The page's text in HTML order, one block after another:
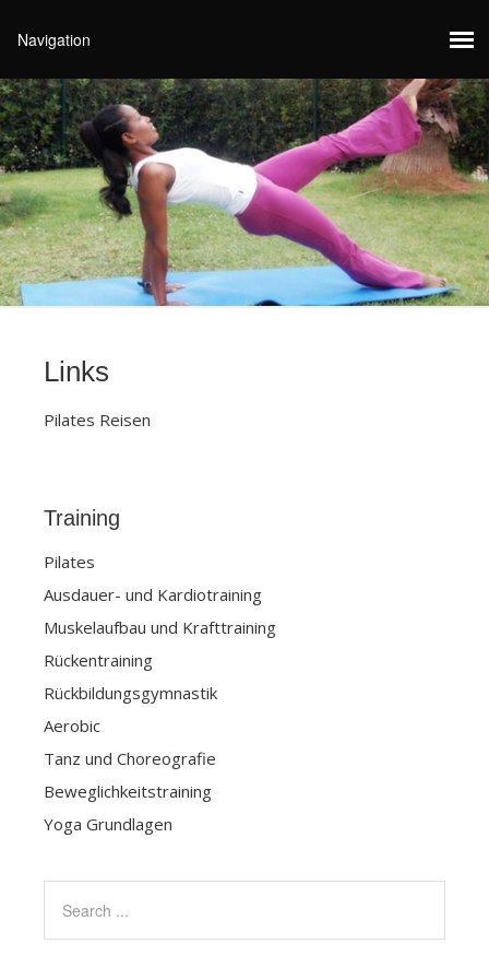
Links
Pilates Reisen
Training
Pilates
Ausdauer- und Kardiotraining
Muskelaufbau und Krafttraining
Rückentraining
Rückbildungsgymnastik
Aerobic
Tanz und Choreografie
Beweglichkeitstraining
Yoga Grundlagen